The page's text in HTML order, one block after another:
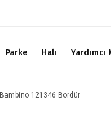
Parke Halı Yardımcı
Bambino 121346 Bordür